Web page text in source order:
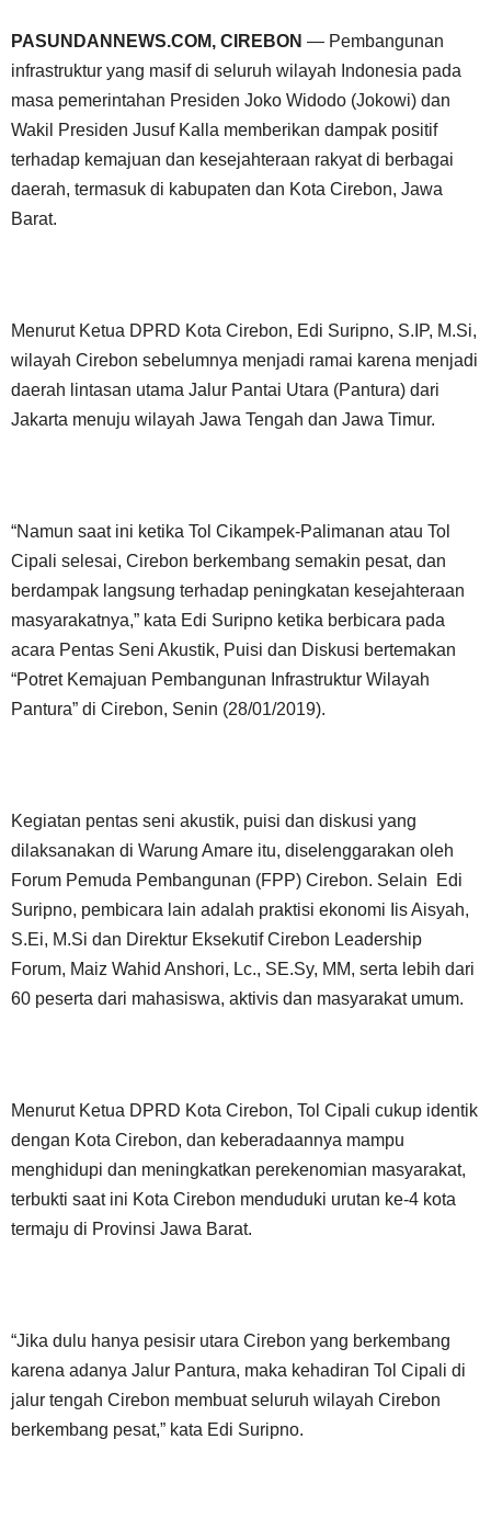
PASUNDANNEWS.COM, CIREBON — Pembangunan
infrastruktur yang masif di seluruh wilayah Indonesia pada
masa pemerintahan Presiden Joko Widodo (Jokowi) dan
Wakil Presiden Jusuf Kalla memberikan dampak positif
terhadap kemajuan dan kesejahteraan rakyat di berbagai
daerah, termasuk di kabupaten dan Kota Cirebon, Jawa
Barat.
Menurut Ketua DPRD Kota Cirebon, Edi Suripno, S.IP, M.Si,
wilayah Cirebon sebelumnya menjadi ramai karena menjadi
daerah lintasan utama Jalur Pantai Utara (Pantura) dari
Jakarta menuju wilayah Jawa Tengah dan Jawa Timur.
“Namun saat ini ketika Tol Cikampek-Palimanan atau Tol
Cipali selesai, Cirebon berkembang semakin pesat, dan
berdampak langsung terhadap peningkatan kesejahteraan
masyarakatnya,” kata Edi Suripno ketika berbicara pada
acara Pentas Seni Akustik, Puisi dan Diskusi bertemakan
“Potret Kemajuan Pembangunan Infrastruktur Wilayah
Pantura” di Cirebon, Senin (28/01/2019).
Kegiatan pentas seni akustik, puisi dan diskusi yang
dilaksanakan di Warung Amare itu, diselenggarakan oleh
Forum Pemuda Pembangunan (FPP) Cirebon. Selain Edi
Suripno, pembicara lain adalah praktisi ekonomi Iis Aisyah,
S.Ei, M.Si dan Direktur Eksekutif Cirebon Leadership
Forum, Maiz Wahid Anshori, Lc., SE.Sy, MM, serta lebih dari
60 peserta dari mahasiswa, aktivis dan masyarakat umum.
Menurut Ketua DPRD Kota Cirebon, Tol Cipali cukup identik
dengan Kota Cirebon, dan keberadaannya mampu
menghidupi dan meningkatkan perekenomian masyarakat,
terbukti saat ini Kota Cirebon menduduki urutan ke-4 kota
termaju di Provinsi Jawa Barat.
“Jika dulu hanya pesisir utara Cirebon yang berkembang
karena adanya Jalur Pantura, maka kehadiran Tol Cipali di
jalur tengah Cirebon membuat seluruh wilayah Cirebon
berkembang pesat,” kata Edi Suripno.